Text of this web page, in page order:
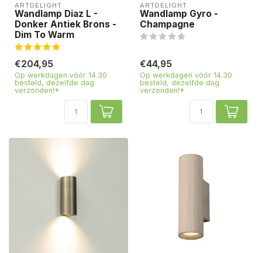
ARTDELIGHT
Wandlamp Diaz L -
Donker Antiek Brons -
Dim To Warm
€204,95
Op werkdagen vóór 14.30
besteld, dezelfde dag
verzonden!*
ARTDELIGHT
Wandlamp Gyro -
Champagne
€44,95
Op werkdagen vóór 14.30
besteld, dezelfde dag
verzonden!*